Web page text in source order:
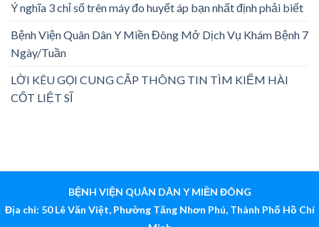
Ý nghĩa 3 chỉ số trên máy đo huyết áp bạn nhất định phải biết
Bệnh Viện Quân Dân Y Miền Đông Mở Dịch Vụ Khám Bệnh 7
Ngày/Tuần
LỜI KÊU GỌI CUNG CẤP THÔNG TIN TÌM KIẾM HÀI
CỐT LIỆT SĨ
BỆNH VIỆN QUÂN DÂN Y MIỀN ĐÔNG
Địa chỉ: 50 Lê Văn Việt, Phường Tăng Nhơn Phú, Thành Phố Hồ Chí